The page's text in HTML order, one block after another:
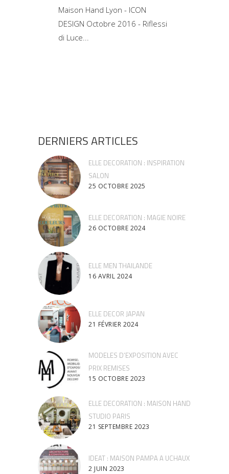
Maison Hand Lyon - ICON
DESIGN Octobre 2016 - Riflessi
di Luce
DERNIERS ARTICLES
ELLE DECORATION : INSPIRATION
SALON
25 OCTOBRE 2025
ELLE DECORATION : MAGIE NOIRE
26 OCTOBRE 2024
ELLE MEN THAILANDE
16 AVRIL 2024
ELLE DECOR JAPAN
21 FÉVRIER 2024
MODELES D’EXPOSITION AVEC
PRIX REMISES
15 OCTOBRE 2023
ELLE DECORATION : MAISON HAND
STUDIO PARIS
21 SEPTEMBRE 2023
IDEAT : MAISON PAMPA A UCHAUX
2 JUIN 2023